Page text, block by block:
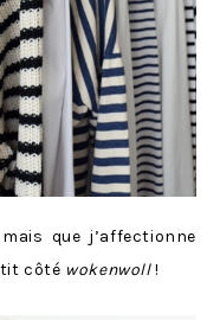
que j’affectionne
côté wokenwoll!